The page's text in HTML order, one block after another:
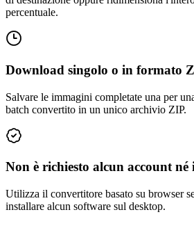
percentuale.
Download singolo o in formato
Salvare le immagini completate una per
batch convertito in un unico archivio ZIP.
Non è richiesto alcun account né
Utilizza il convertitore basato su browser
installare alcun software sul desktop.